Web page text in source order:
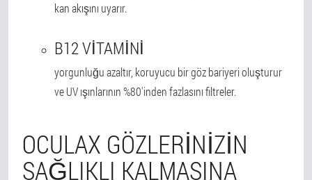
kan akışını uyarır.
B12 VITAMINI
yorgunluğu azaltır, koruyucu bir göz bariyeri oluşturur
ve UV ışınlarının %80'inden fazlasını filtreler.
OCULAX GÖZLERINIZIN
SAĞLIKLI KALMASINA